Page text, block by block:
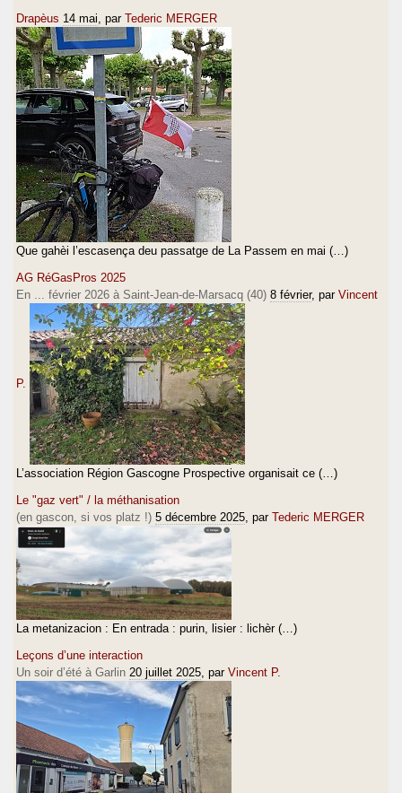
Drapèus 14 mai , par Tederic MERGER
Que gahèi l’escasença deu passatge de La Passem en mai (…)
AG RéGasPros 2025
En ... février 2026 à Saint-Jean-de-Marsacq (40) 8 février, par Vincent
P.
L’association Région Gascogne Prospective organisait ce (…)
Le "gaz vert" / la méthanisation
(en gascon, si vos platz !) 5 décembre 2025 , par Tederic MERGER
La metanizacion : En entrada : purin, lisier : lichèr (…)
Leçons d’une interaction
Un soir d’été à Garlin 20 juillet 2025 , par Vincent P.